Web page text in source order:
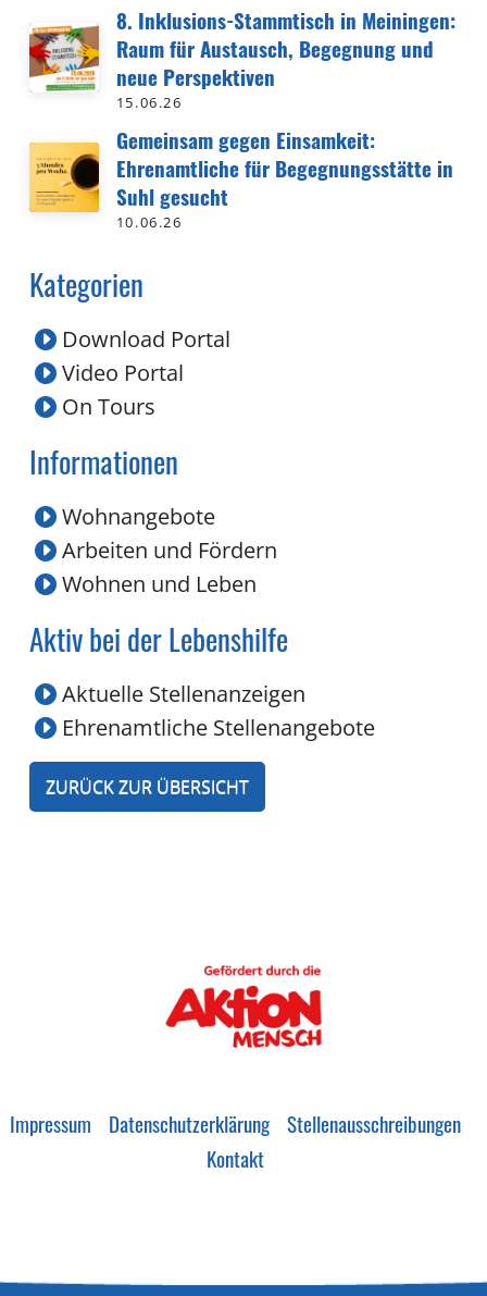
8. Inklusions-Stammtisch in Meiningen:
Raum für Austausch, Begegnung und
neue Perspektiven
15.06.26
Gemeinsam gegen Einsamkeit:
Ehrenamtliche für Begegnungsstätte in
Suhl gesucht
10.06.26
Kategorien
Download Portal
Video Portal
On Tours
Informationen
Wohnangebote
Arbeiten und Fördern
Wohnen und Leben
Aktiv bei der Lebenshilfe
Aktuelle Stellenanzeigen
Ehrenamtliche Stellenangebote
ZURÜCK ZUR ÜBERSICHT
Impressum Datenschutzerklärung Stellenausschreibungen
Kontakt